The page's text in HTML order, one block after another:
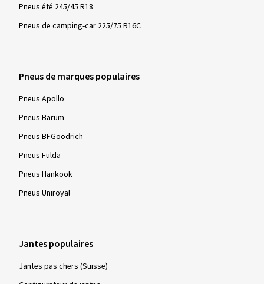
Pneus été 245/45 R18
Pneus de camping-car 225/75 R16C
Pneus de marques populaires
Pneus Apollo
Pneus Barum
Pneus BFGoodrich
Pneus Fulda
Pneus Hankook
Pneus Uniroyal
Jantes populaires
Jantes pas chers (Suisse)